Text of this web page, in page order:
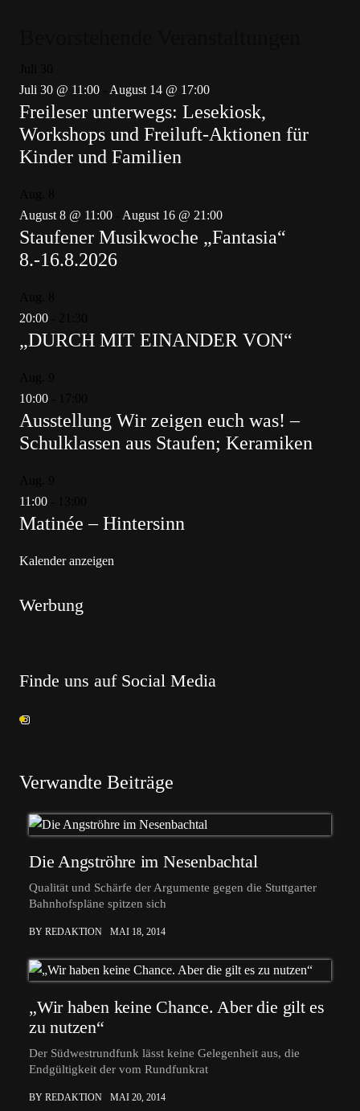
Juli 30 @ 11:00
August 14 @ 17:00
Freileser unterwegs: Lesekiosk,
Workshops und Freiluft-Aktionen für
Kinder und Familien
August 8 @ 11:00
August 16 @ 21:00
Staufener Musikwoche „Fantasia“
8.-16.8.2026
20:00
„DURCH MIT EINANDER VON“
10:00
Ausstellung Wir zeigen euch was! –
Schulklassen aus Staufen; Keramiken
11:00
Matinée – Hintersinn
Kalender anzeigen
Werbung
Finde uns auf Social Media
Verwandte Beiträge
Die Angströhre im Nesenbachtal
Qualität und Schärfe der Argumente gegen die Stuttgarter
Bahnhofspläne spitzen sich
BY REDAKTION MAI 18, 2014
„Wir haben keine Chance. Aber die gilt es
zu nutzen“
Der Südwestrundfunk lässt keine Gelegenheit aus, die
Endgültigkeit der vom Rundfunkrat
BY REDAKTION MAI 20, 2014